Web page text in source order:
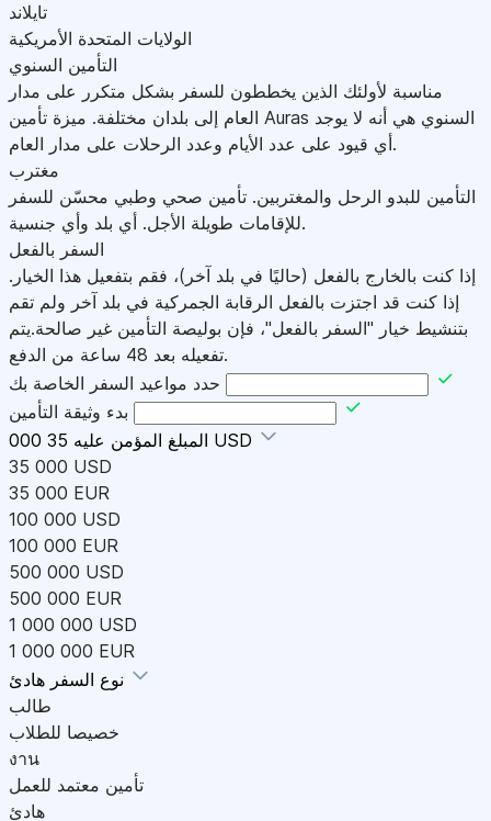
تايلاند
الولايات المتحدة الأمريكية
التأمين السنوي
مناسبة لأولئك الذين يخططون للسفر بشكل متكرر على مدار
العام إلى بلدان مختلفة. ميزة تأمين Auras السنوي هي أنه لا يوجد
أي قيود على عدد الأيام وعدد الرحلات على مدار العام.
مغترب
التأمين للبدو الرحل والمغتربين. تأمين صحي وطبي محسّن للسفر
للإقامات طويلة الأجل. أي بلد وأي جنسية.
السفر بالفعل
إذا كنت بالخارج بالفعل (حاليًا في بلد آخر)، فقم بتفعيل هذا الخيار.
إذا كنت قد اجتزت بالفعل الرقابة الجمركية في بلد آخر ولم تقم
بتنشيط خيار "السفر بالفعل"، فإن بوليصة التأمين غير صالحة.يتم
تفعيله بعد 48 ساعة من الدفع.
حدد مواعيد السفر الخاصة بك
بدء وثيقة التأمين
المبلغ المؤمن عليه 35 000 USD
35 000 USD
35 000 EUR
100 000 USD
100 000 EUR
500 000 USD
500 000 EUR
1 000 000 USD
1 000 000 EUR
نوع السفر
طالب
خصيصا للطلاب
งาน
تأمين معتمد للعمل
هادئ